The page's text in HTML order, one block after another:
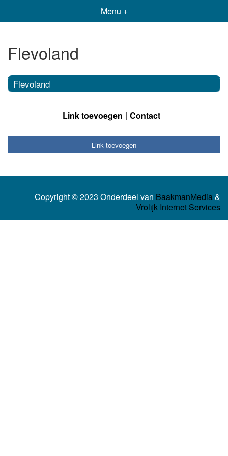
Menu +
Flevoland
Flevoland
Link toevoegen Contact
Link toevoegen
Copyright © 2023 Onderdeel van BaakmanMedia&
Vrolijk Internet Services